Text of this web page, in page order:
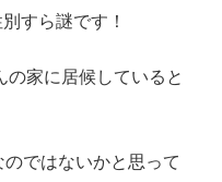
すら謎です！
の家に居候していると
のではないかと思って